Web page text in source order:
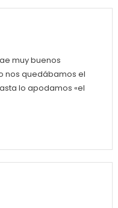
muy buenos
nos quedábamos el
lo apodamos «el